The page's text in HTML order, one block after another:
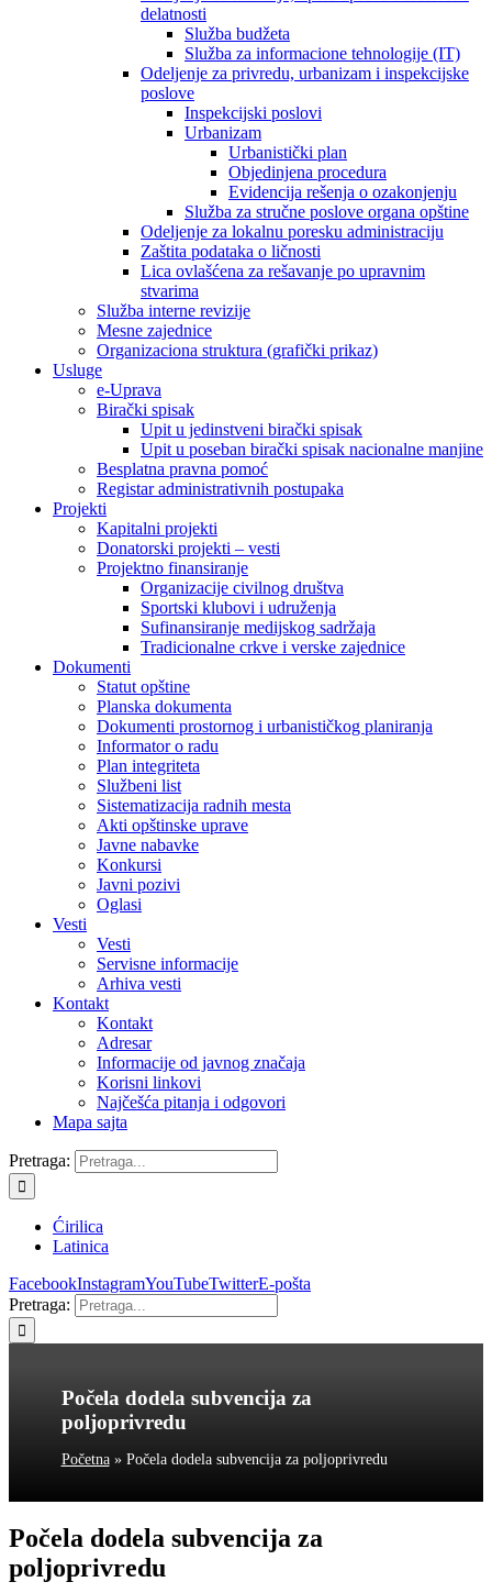
delatnosti
Služba budžeta
Služba za informacione tehnologije (IT)
Odeljenje za privredu, urbanizam i inspekcijske
poslove
Inspekcijski poslovi
Urbanizam
Urbanistički plan
Objedinjena procedura
Evidencija rešenja o ozakonjenju
Služba za stručne poslove organa opštine
Odeljenje za lokalnu poresku administraciju
Zaštita podataka o ličnosti
Lica ovlašćena za rešavanje po upravnim
stvarima
Služba interne revizije
Mesne zajednice
Organizaciona struktura (grafički prikaz)
Usluge
e-Uprava
Birački spisak
Upit u jedinstveni birački spisak
Upit u poseban birački spisak nacionalne manjine
Besplatna pravna pomoć
Registar administrativnih postupaka
Projekti
Kapitalni projekti
Donatorski projekti – vesti
Projektno finansiranje
Organizacije civilnog društva
Sportski klubovi i udruženja
Sufinansiranje medijskog sadržaja
Tradicionalne crkve i verske zajednice
Dokumenti
Statut opštine
Planska dokumenta
Dokumenti prostornog i urbanističkog planiranja
Informator o radu
Plan integriteta
Službeni list
Sistematizacija radnih mesta
Akti opštinske uprave
Javne nabavke
Konkursi
Javni pozivi
Oglasi
Vesti
Vesti
Servisne informacije
Arhiva vesti
Kontakt
Kontakt
Adresar
Informacije od javnog značaja
Korisni linkovi
Najčešća pitanja i odgovori
Mapa sajta
Pretraga:
Ćirilica
Latinica
FacebookInstagramYouTubeTwitterE-pošta
Pretraga:
Počela dodela subvencija za
poljoprivredu
Početna» Počela dodela subvencija za poljoprivredu
Počela dodela subvencija za
poljoprivredu